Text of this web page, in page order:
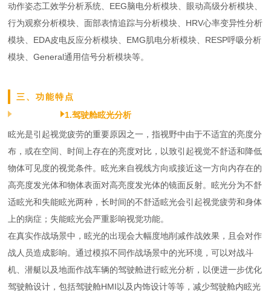
动作姿态工效学分析系统、EEG脑电分析模块、眼动高级分析模块、
行为观察分析模块、面部表情追踪与分析模块、HRV心率变异性分析
模块、EDA皮电反应分析模块、EMG肌电分析模块、RESP呼吸分析
模块、General通用信号分析模块等。
三、功能特点
1.驾驶舱眩光分析
眩光是引起视觉疲劳的重要原因之一，指视野中由于不适宜的亮度分
布，或在空间、时间上存在的亮度对比，以致引起视觉不舒适和降低
物体可见度的视觉条件。眩光来自视线方向或接近这一方向内存在的
高亮度发光体和物体表面对高亮度发光体的镜面反射。眩光分为不舒
适眩光和失能眩光两种，长时间的不舒适眩光会引起视觉疲劳和身体
上的病症；失能眩光会严重影响视觉功能。
在真实作战场景中，眩光的出现会大幅度地削减作战效果，且会对作
战人员造成影响。通过模拟不同作战场景中的光环境，可以对战斗
机、潜艇以及地面作战车辆的驾驶舱进行眩光分析，以便进一步优化
驾驶舱设计，包括驾驶舱HMI以及内饰设计等等，减少驾驶舱内眩光